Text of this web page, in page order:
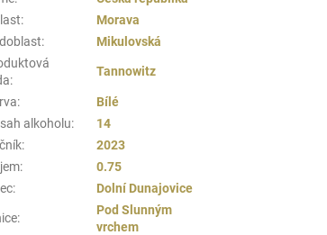
:
Morava
:
Mikulovská
:
Tannowitz
:
Bílé
alkoholu:
14
:
2023
:
0.75
: Dolní Dunajovice
:
Pod Slunným
vrchem